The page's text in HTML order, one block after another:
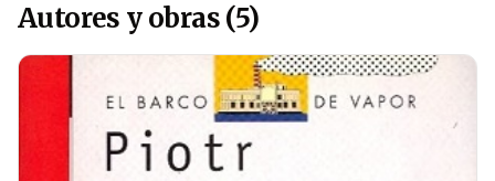
Autores y obras (5)